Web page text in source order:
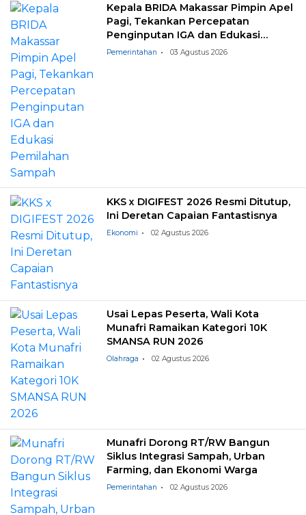
Kepala BRIDA Makassar Pimpin Apel
Pagi, Tekankan Percepatan
Penginputan IGA dan Edukasi
Pemilahan Sampah
Pemerintahan 03 Agustus 2026
KKS x DIGIFEST 2026 Resmi Ditutup,
Ini Deretan Capaian Fantastisnya
Ekonomi 02 Agustus 2026
Usai Lepas Peserta, Wali Kota
Munafri Ramaikan Kategori 10K
SMANSA RUN 2026
Olahraga 02 Agustus 2026
Munafri Dorong RT/RW Bangun
Siklus Integrasi Sampah, Urban
Farming, dan Ekonomi Warga
Pemerintahan 02 Agustus 2026